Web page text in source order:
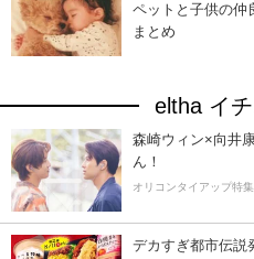
ペットと子供の仲
まとめ
eltha イ
森崎ウィン×向井
ん！
オリコンタイアップ特集
デカすぎ都市伝説